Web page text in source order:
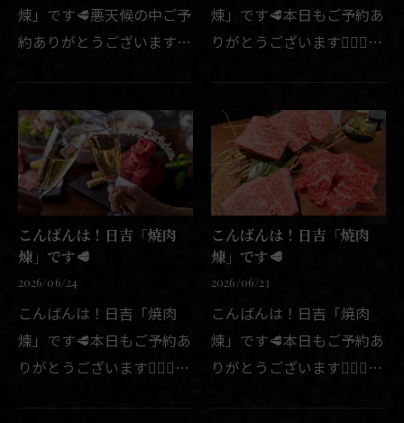
煉」です🥩悪天候の中ご予
約ありがとうございます
みたいですが、当店は営業
予定でございます🍷✨程度
にはよりますが、もしお外
に出…
煉」です🥩本日もご予約あ
りがとうございます🙇🏻‍♂️✨
もご用意しております🍷✨
是非お気軽に一杯お立ち寄
りください😊たくさんのご
来…
こんばんは！日吉「焼肉
煉」です🥩
2026/06/24
こんばんは！日吉「焼肉
煉」です🥩本日もご予約あ
りがとうございます🙇🏻‍♂️本
こんばんは！日吉「焼肉
煉」です🥩
2026/06/23
こんばんは！日吉「焼肉
煉」です🥩本日もご予約あ
りがとうございます🙇🏻‍♂️✨